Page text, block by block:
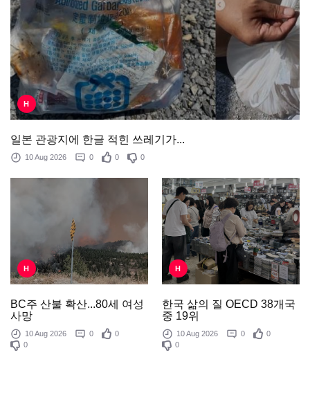
H
일본 관광지에 한글 적힌 쓰레기가...
10 Aug 2026 0 0 0
H
BC주 산불 확산...80세 여성
사망
10 Aug 2026 0
0
0
H
한국 삶의 질 OECD 38개국
중 19위
10 Aug 2026 0
0
0